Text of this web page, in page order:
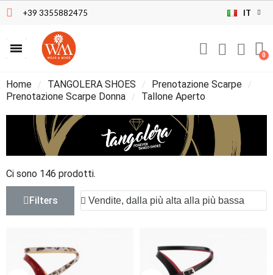
+39 3355882475 IT
Home TANGOLERA SHOES
Prenotazione Scarpe
Prenotazione Scarpe Donna
Tallone Aperto
Ci sono 146 prodotti.
Filters